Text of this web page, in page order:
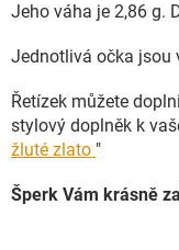
Jeho váha je 2,86 g.
Jednotlivá očka jsou
Řetízek můžete
stylový doplněk k
žluté zlato "
Šperk Vám krásně